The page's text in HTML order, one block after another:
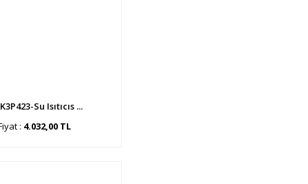
Su Isıtıcıs ...
: 4.032,00 TL